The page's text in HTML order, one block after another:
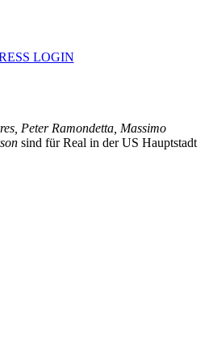
LOGIN
Peter Ramondetta, Massimo
sind für Real in der US Hauptstadt